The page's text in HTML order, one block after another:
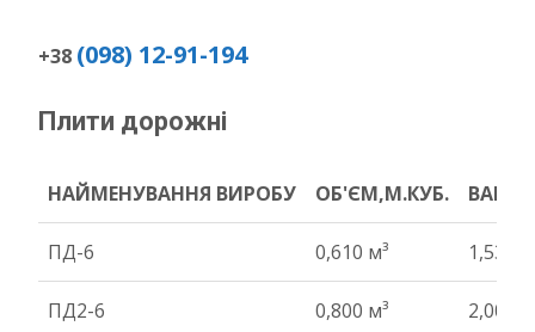
+38 (098) 12-91-194
Плити дорожні
НАЙМЕНУВАННЯ ВИРОБУ ОБ'ЄМ,М.КУБ.
ВАГА
НАЙМЕНУВАННЯ ВИРОБУ
ОБ'ЄМ,М.КУБ. ВАГА
ПД-6 0,610 м³ 1,53 т
ПД2-6 0,800 м³ 2,00 т